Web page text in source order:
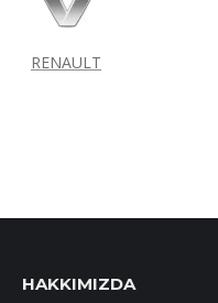
RENAULT
HAKKIMIZDA